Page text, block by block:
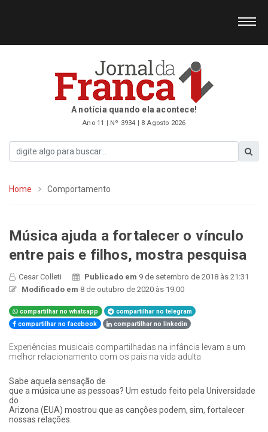
A notícia quando ela acontece!
Ano 11 | Nº 3934 | 8 Agosto 2026
Home Comportamento
Música ajuda a fortalecer o vínculo
entre pais e filhos, mostra pesquisa
Cesar Colleti Publicado em 9 de setembro de 2018 às 21:31
Modificado em 8 de outubro de 2020 às 19:00
compartilhar no whatsapp
compartilhar no telegram
compartilhar no facebook
compartilhar no linkedin
Experiências musicais compartilhadas na infância levam a um
melhor relacionamento com os pais na vida adulta
Sabe aquela sensação de
que a música une as pessoas? Um estudo feito pela Universidade
do
Arizona (EUA) mostrou que as canções podem, sim, fortalecer
nossas relações.